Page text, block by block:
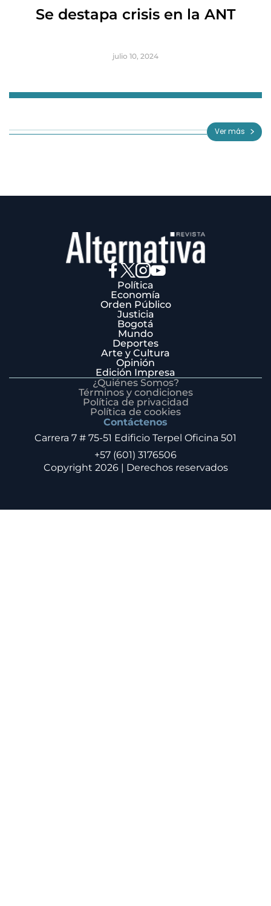
Se destapa crisis en la ANT
julio 10, 2024
3
Ver más
Política
Economía
Orden Público
Justicia
Bogotá
Mundo
Deportes
Arte y Cultura
Opinión
Edición Impresa
¿Quiénes Somos?
Términos y condiciones
Política de privacidad
Política de cookies
Contáctenos
Carrera 7 # 75-51 Edificio Terpel Oficina 501
+57 (601) 3176506
Copyright 2026 | Derechos reservados